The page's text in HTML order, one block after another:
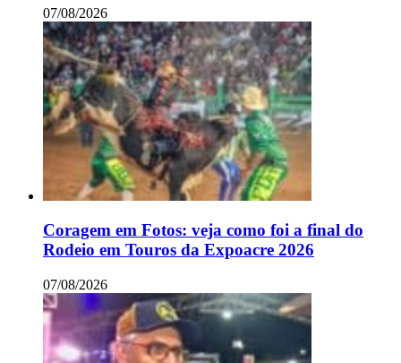
07/08/2026
Coragem em Fotos: veja como foi a final do
Rodeio em Touros da Expoacre 2026
07/08/2026